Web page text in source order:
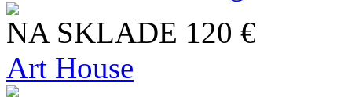
NA SKLADE 120 €
Art House